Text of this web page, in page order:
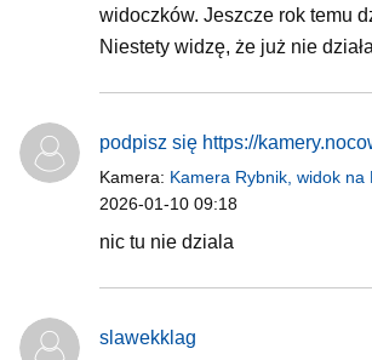
widoczków. Jeszcze rok temu
Niestety widzę, że już nie działa
podpisz się https://
Kamera: Kamera Rybnik, widok na
2026-01-10 09:18
nic tu nie dziala
slawekklag